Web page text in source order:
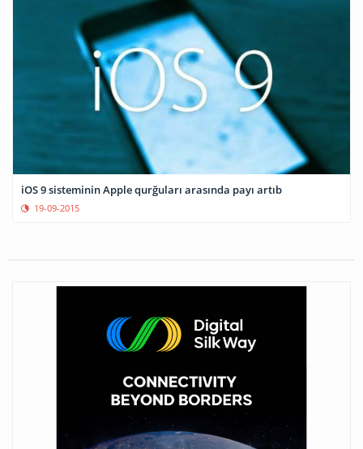
iOS 9 sisteminin Apple qurğuları arasında payı artıb
19-09-2015